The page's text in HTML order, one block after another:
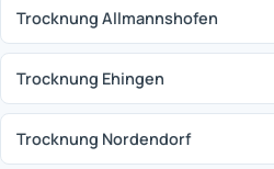
Trocknung Allmannshofen
Trocknung Ehingen
Trocknung Nordendorf